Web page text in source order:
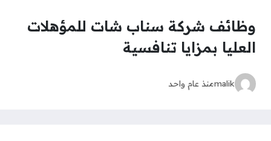
وظائف شركة سناب شات للمؤهلات
العليا بمزايا تنافسية
malikمنذ عام واحد